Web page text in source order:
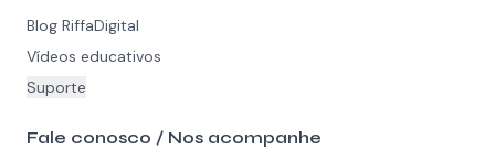
Blog RiffaDigital
Vídeos educativos
Suporte
Fale conosco / Nos acompanhe